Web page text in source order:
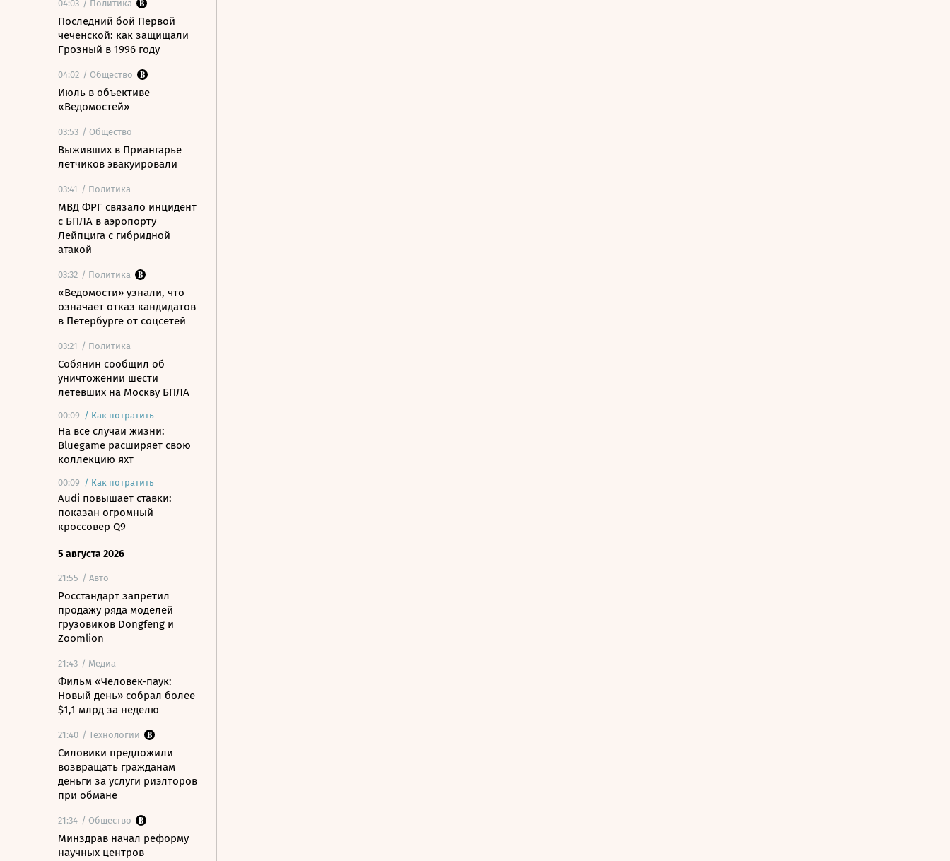
04:03 / Политика
Последний бой Первой
чеченской: как защищали
Грозный в 1996 году
04:02 / Общество
Июль в объективе
«Ведомостей»
03:53 / Общество
Выживших в Приангарье
летчиков эвакуировали
03:41 / Политика
МВД ФРГ связало инцидент
с БПЛА в аэропорту
Лейпцига с гибридной
атакой
03:32 / Политика
«Ведомости» узнали, что
означает отказ кандидатов
в Петербурге от соцсетей
03:21 / Политика
Собянин сообщил об
уничтожении шести
летевших на Москву БПЛА
00:09 / Как потратить
На все случаи жизни:
Bluegame расширяет свою
коллекцию яхт
00:09 / Как потратить
Audi повышает ставки:
показан огромный
кроссовер Q9
5 августа 2026
21:55 / Авто
Росстандарт запретил
продажу ряда моделей
грузовиков Dongfeng и
Zoomlion
21:43 / Медиа
Фильм «Человек-паук:
Новый день» собрал более
$1,1 млрд за неделю
21:40 / Технологии
Силовики предложили
возвращать гражданам
деньги за услуги риэлторов
при обмане
21:34 / Общество
Минздрав начал реформу
научных центров